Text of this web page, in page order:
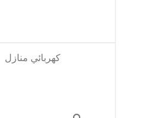
كهربائي منازل